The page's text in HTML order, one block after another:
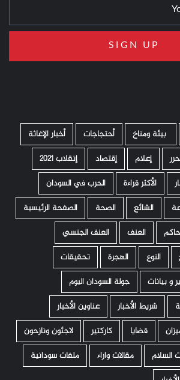
­ بيئة ومناخ أحتجاجات
أخبار الإغاثة
إعلام إقتصاد
إنقلاب 2021
الأكثر قراءة
الحرب في السودان
الشائع الصحة
الصفحة الرئيسية
العنف
العنف الجنسي
النوع الهجرة
تحقيقات
و بيانات
جولة السودان اليوم
شريط الأخبار
عناوين الأخبار
قضايا كاركتير
لاجئون ونازحون
السلام مقالات واراء
ملفات سودانية